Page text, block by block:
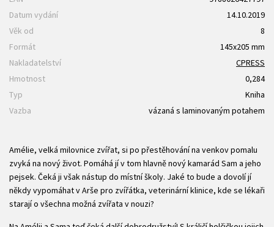
Datum vydání
14.10.2019
Věk od
8
Formát
145x205 mm
Nakladatelství
CPRESS
Hmotnost
0,284
Typ
Kniha
Vazba
vázaná s laminovaným potahem
Amélie, velká milovnice zvířat, si po přestěhování na venkov pomalu
zvyká na nový život. Pomáhá jí v tom hlavně nový kamarád Sam a jeho
pejsek. Čeká ji však nástup do místní školy. Jaké to bude a dovolí jí
někdy vypomáhat v Arše pro zvířátka, veterinární klinice, kde se lékaři
starají o všechna možná zvířata v nouzi?